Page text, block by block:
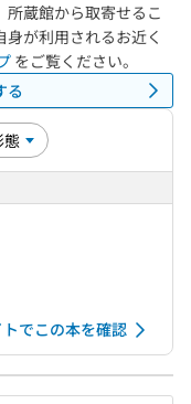
所蔵館から取寄せるこ
が利用されるお近く
をご覧ください。
る
でこの本を確認